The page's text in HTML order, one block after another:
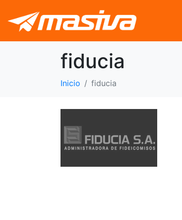
fiducia
Inicio fiducia